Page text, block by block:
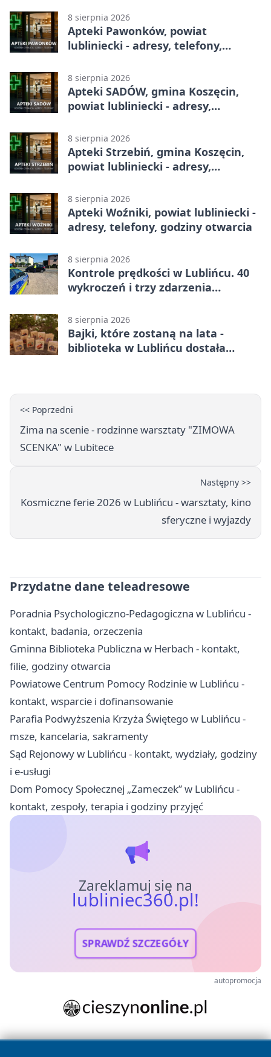
8 sierpnia 2026
Apteki Pawonków, powiat
lubliniecki - adresy, telefony,
8 sierpnia 2026
Apteki SADÓW, gmina Koszęcin,
powiat lubliniecki - adresy,
8 sierpnia 2026
Apteki Strzebiń, gmina Koszęcin,
powiat lubliniecki - adresy,
8 sierpnia 2026
Apteki Woźniki, powiat lubliniecki -
adresy, telefony, godziny otwarcia
8 sierpnia 2026
Kontrole prędkości w Lublińcu. 40
wykroczeń i trzy zdarzenia
8 sierpnia 2026
Bajki, które zostaną na lata -
biblioteka w Lublińcu dostała
<< Poprzedni
Zima na scenie - rodzinne warsztaty "ZIMOWA
SCENKA" w Lubitece
Następny >>
Kosmiczne ferie 2026 w Lublińcu - warsztaty, kino
sferyczne i wyjazdy
Przydatne dane teleadresowe
Poradnia Psychologiczno-Pedagogiczna w Lublińcu -
kontakt, badania, orzeczenia
Gminna Biblioteka Publiczna w Herbach - kontakt,
filie, godziny otwarcia
Powiatowe Centrum Pomocy Rodzinie w Lublińcu -
kontakt, wsparcie i dofinansowanie
Parafia Podwyższenia Krzyża Świętego w Lublińcu -
msze, kancelaria, sakramenty
Sąd Rejonowy w Lublińcu - kontakt, wydziały, godziny
i e-usługi
Dom Pomocy Społecznej „Zameczek” w Lublińcu -
kontakt, zespoły, terapia i godziny przyjęć
Zareklamuj się na
lubliniec360.pl!
SPRAWDŹ SZCZEGÓŁY
autopromocja